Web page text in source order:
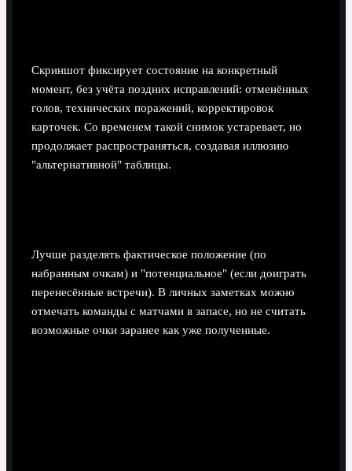
Скриншот фиксирует состояние на конкретный
момент, без учёта поздних исправлений: отменённых
голов, технических поражений, корректировок
карточек. Со временем такой снимок устаревает, но
продолжает распространяться, создавая иллюзию
"альтернативной" таблицы.
Лучше разделять фактическое положение (по
набранным очкам) и "потенциальное" (если доиграть
перенесённые встречи). В личных заметках можно
отмечать команды с матчами в запасе, но не считать
возможные очки заранее как уже полученные.